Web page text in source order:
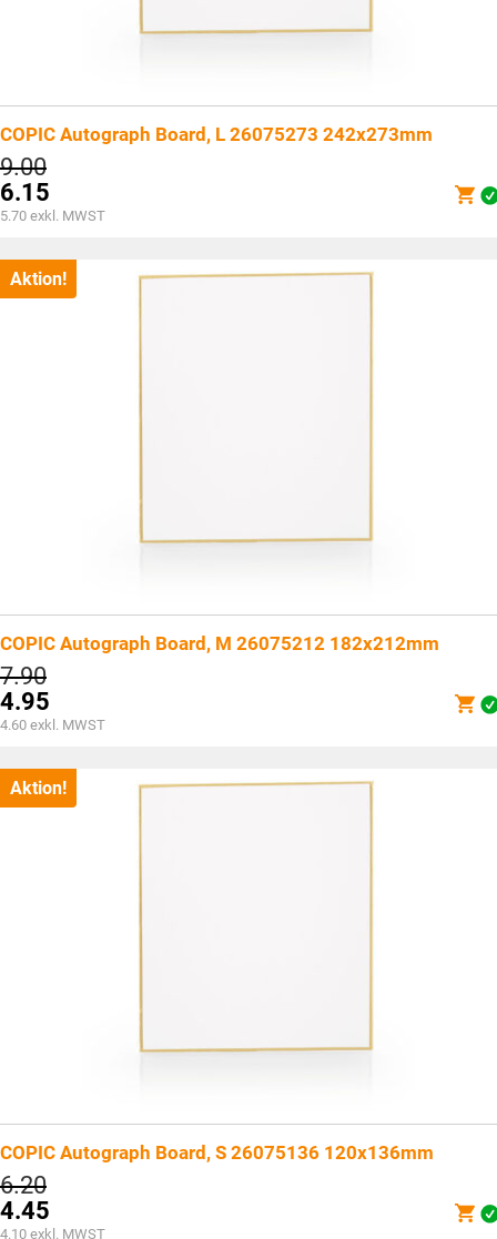
COPIC Autograph Board, L 26075273 242x273mm
9.00Ursprünglicher
Preis
war:
CHF9.00
6.15
Aktueller
ist:
CHF6.15.
5.70 exkl. MWST
Aktion!
COPIC Autograph Board, M 26075212 182x212mm
7.90Ursprünglicher
Preis
war:
CHF7.90
4.95
Aktueller
ist:
CHF4.95.
4.60 exkl. MWST
Aktion!
COPIC Autograph Board, S 26075136 120x136mm
6.20Ursprünglicher
Preis
war:
4.45
Aktueller
4.10 exkl. MWST